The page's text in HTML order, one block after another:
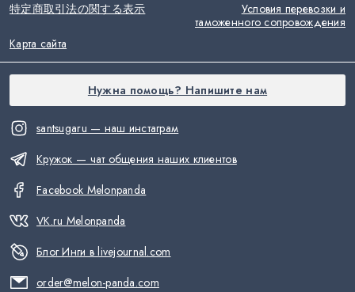
santsugaru — наш инстаграм
Кружок — чат общения наших клиентов
Facebook Melonpanda
VK.ru Melonpanda
Блог Инги в livejournal.com
order@melon-panda.com
特定商取引法の関する表示
Условия перевозки и
таможенного сопровождения
Карта сайта
Нужна помощь? Напишите нам